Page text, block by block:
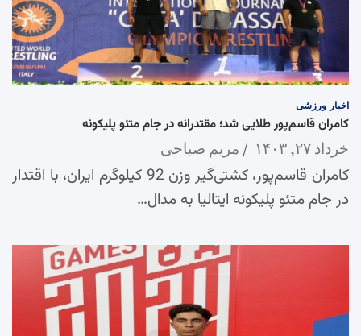
اخبار ورزشی
کامران قاسم‌پور طلایی شد؛ مقتدرانه در جام متئو پلیکونه
خرداد ۲۷, ۱۴۰۳ مریم صباحی
کامران قاسم‌پور، کشتی‌گیر وزن 92 کیلوگرم ایران، با اقتدار
در جام متئو پلیکونه ایتالیا به مدال…